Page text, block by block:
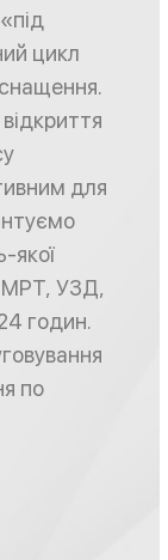
цикл
для
якої
МРТ, УЗД,
годин.
по